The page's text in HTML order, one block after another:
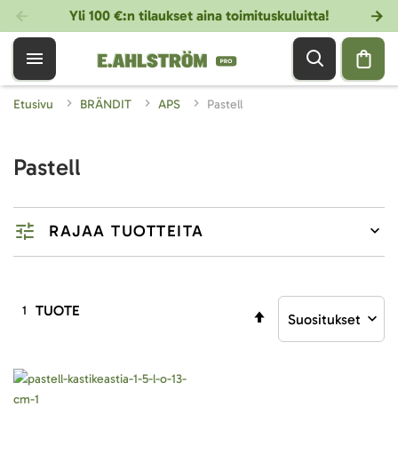
Yli 100 €:n tilaukset aina toimituskuluitta!
Etusivu BRÄNDIT APS Pastell
Pastell
1 TUOTE
Aseta
RAJAA TUOTTEITA